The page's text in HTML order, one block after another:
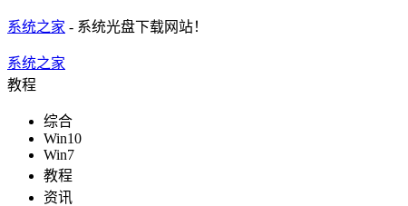
系统之家 - 系统光盘下载网站！
系统之家
教程
综合
Win10
Win7
教程
资讯